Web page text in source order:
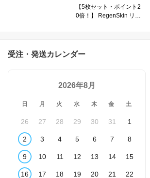
【5枚セット・ポイント2
0倍！】 RegenSkin リジ
受注・発送カレンダー
2026年8月
日 月 火 水 木 金 土
26 27 28 29 30 31 1
2 3 4 5 6 7 8
9 10 11 12 13 14 15
16 17 18 19 20 21 22